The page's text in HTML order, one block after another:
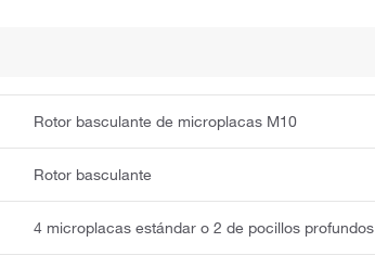
Rotor basculante de microplacas M10
Rotor basculante
4 microplacas estándar o 2 de pocillos profundos